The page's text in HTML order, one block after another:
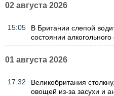
02 августа 2026
15:05
В Британии слепой
состоянии
01 августа 2026
17:32
Великобритания
овощей из-за засухи и